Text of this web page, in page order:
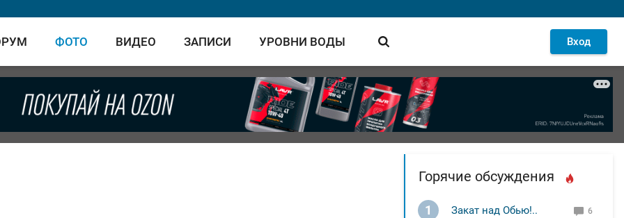
ФОТО ВИДЕО ЗАПИСИ УРОВНИ ВОДЫ Вход
Горячие обсуждения
1 Закат над Обью!.. 6